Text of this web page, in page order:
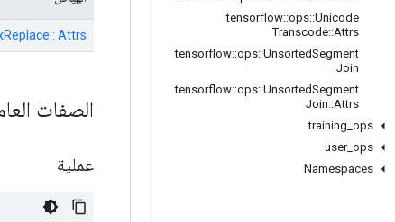
tensorflow::ops::Unicode
Transcode::Attrs
tensorflow::ops::UnsortedSegment
Join
tensorflow::ops::UnsortedSegment
Join::Attrs
training ops
user_ ops
Namespaces
Attrs
الصفات
عملية